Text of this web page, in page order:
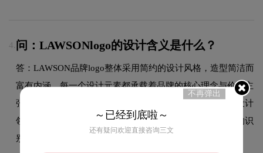
4. 问：LAWSONlogo的设计含义是什么？
答：LAWSON品牌logo整体采用简约的设计风格，造型简洁而
富有内涵，每一个设计元素都承载着品牌的核心理念与价值主
张。标志通过精炼的视觉语言，向受众传递出品牌在商标设计
领域的专业形象与独特魅力，在众多同类品牌中具有较高的识
别度。
不再弹出
～已经到底啦～
还有疑问欢迎直接咨询三文